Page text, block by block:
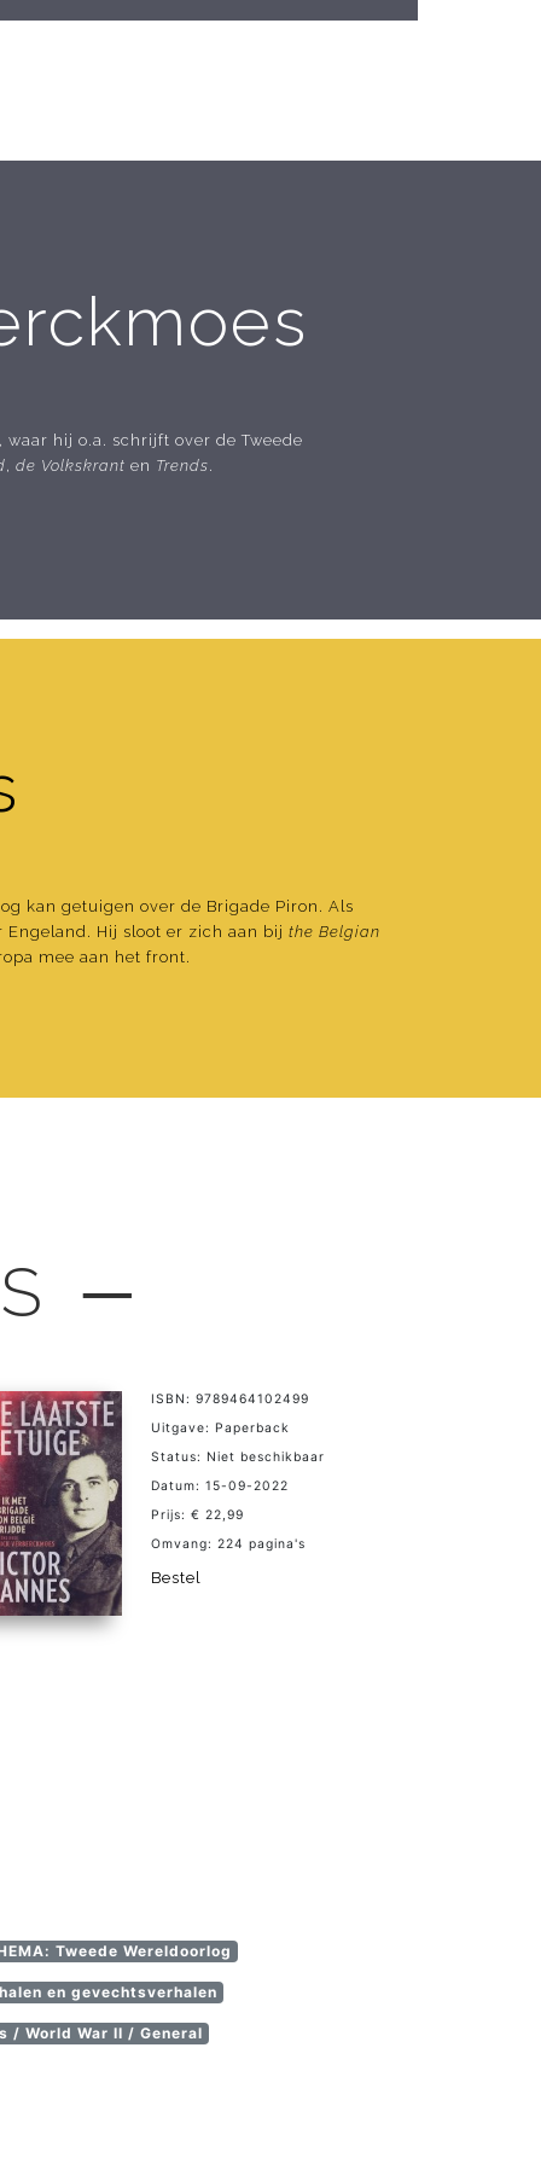
, waar hij o.a. schrijft over de Tweede
, de Volkskrant en Trends.
kan getuigen over de Brigade Piron. Als
Hij sloot er zich aan bij the Belgian
mee aan het front.
─
ISBN: 9789464102499
Uitgave: Paperback
Status: Niet beschikbaar
Datum: 15-09-2022
Prijs: € 22,99
Omvang: 224 pagina's
Bestel
Tweede Wereldoorlog
en gevechtsverhalen
/ World War II / General